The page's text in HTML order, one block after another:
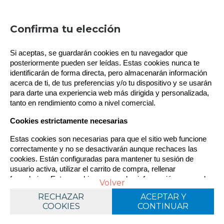
10 €
4.00%IVA
mostrando1al5 de
Política de gestión de Cookies
funcionamiento del sitio. Además, se utilizan otras de
terceros que analizan cómo se usan nuestros servicios
para mejorar la experiencia de usuario, divulgar ofertas
comerciales personalizadas o realizar análisis de sus
hábitos de navegación. Pulse el botón para aceptarlas o
“Configurar” para poder bloquearlas. Puede revisar toda la
momento desde nuestra Política de Cookies.
Política de cookies
RECHAZAR
COOKIES
ACEPTAR Y
CONTINUAR
Confirma tu elección
Si aceptas, se guardarán cookies en tu navegador que
posteriormente pueden ser leídas. Estas cookies nunca te
identificarán de forma directa, pero almacenarán información
acerca de ti, de tus preferencias y/o tu dispositivo y se usarán
para darte una experiencia web más dirigida y personalizada,
tanto en rendimiento como a nivel comercial.
Cookies estrictamente necesarias
Estas cookies son necesarias para que el sitio web funcione
correctamente y no se desactivarán aunque rechaces las
cookies. Están configuradas para mantener tu sesión de
usuario activa, utilizar el carrito de compra, rellenar
formularios. Estas cookies no guardan información personal
Cookies dirigidas
Volver
RECHAZAR
COOKIES
ACEPTAR Y
CONTINUAR